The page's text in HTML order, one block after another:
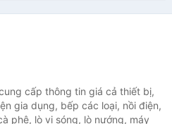
cấp thông tin giá cả thiết bị,
gia dụng, bếp các loại, nồi điện,
phê, lò vi sóng, lò nướng, máy